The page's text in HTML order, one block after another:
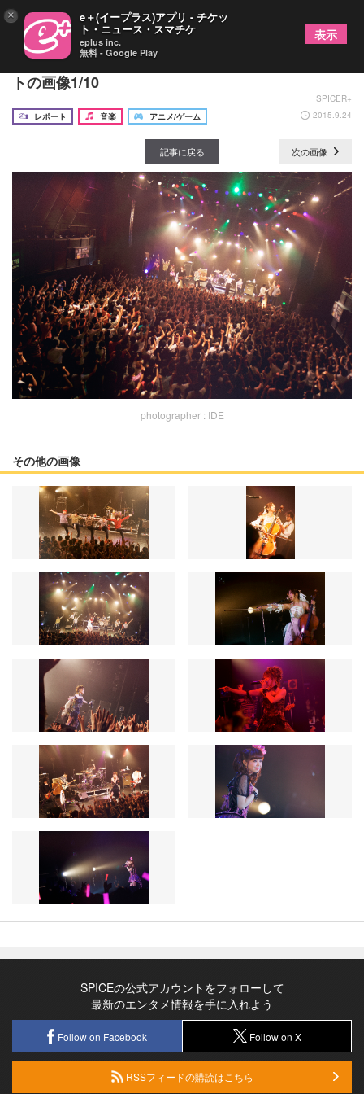
満員の観衆と叫んだ「ごちデス！」東京公演レポー
トの画像1/10
SPICER+
レポート
音楽 アニメ/ゲーム 2015.9.24
記事に戻る 次の画像
photographer : IDE
その他の画像
SPICEの公式アカウントをフォローして
最新のエンタメ情報を手に入れよう
Follow on Facebook Follow on X
RSSフィードの購読はこちら
× e＋(イープラス)アプリ - チケッ
ト・ニュース・スマチケ
eplus inc.
無料 - Google Play
表示